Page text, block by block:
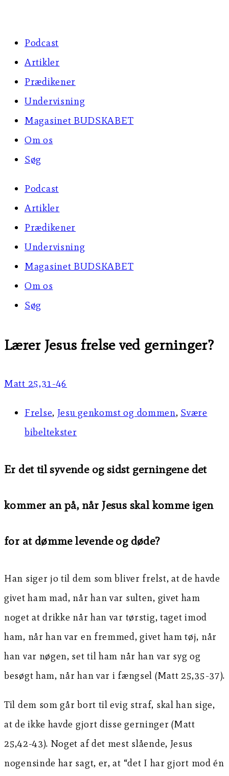
Podcast
Artikler
Prædikener
Undervisning
Magasinet BUDSKABET
Om os
Søg
Podcast
Artikler
Prædikener
Undervisning
Magasinet BUDSKABET
Om os
Søg
Lærer Jesus frelse ved gerninger?
Matt 25,31-46
Frelse, Jesu genkomst og dommen, Svære
bibeltekster
Er det til syvende og sidst gerningene det
kommer an på, når Jesus skal komme igen
for at dømme levende og døde?
Han siger jo til dem som bliver frelst, at de havde
givet ham mad, når han var sulten, givet ham
noget at drikke når han var tørstig, taget imod
ham, når han var en fremmed, givet ham tøj, når
han var nøgen, set til ham når han var syg og
besøgt ham, når han var i fængsel (Matt 25,35-37).
Til dem som går bort til evig straf, skal han sige,
at de ikke havde gjort disse gerninger (Matt
25,42-43). Noget af det mest slående, Jesus
nogensinde har sagt, er, at “det I har gjort mod én